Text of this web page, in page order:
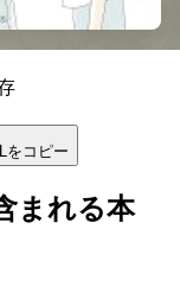
をコピー
まれる本